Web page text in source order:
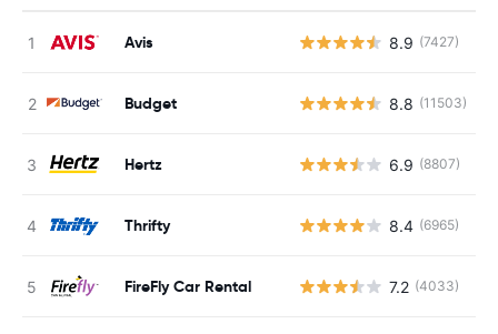
Avis 8.9 (7427)
Budget 8.8 (11503)
Hertz 6.9 (8807)
Thrifty 8.4 (6965)
FireFly Car Rental 7.2 (4033)